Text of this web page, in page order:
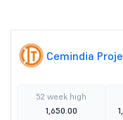
Cemindia
52 week high
1,650.00